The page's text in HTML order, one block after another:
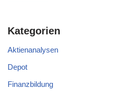
Kategorien
Aktienanalysen
Depot
Finanzbildung